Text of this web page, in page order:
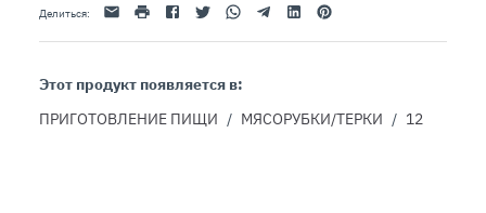
Делиться: Эл. адресРаспечататьFacebookTwitterWhatsappTelegramLinkedinPinterest
Этот продукт появляется в:
ПРИГОТОВЛЕНИЕ ПИЩИ / МЯСОРУБКИ/ТЕРКИ / 12